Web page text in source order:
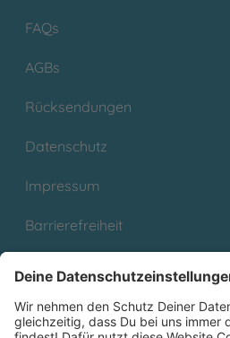
FAQs
AGBs
Rücksendungen
Datenschutz
Impressum
Barrierefreiheit
Partnerprogramm (Affiliate)